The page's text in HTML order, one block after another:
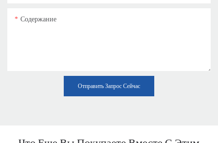
Содержание
Отправить Запрос Сейчас